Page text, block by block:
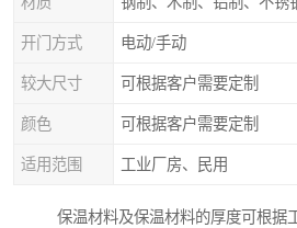
开门方式 电动/手动
较大尺寸 可根据客户需要定制
颜色 可根据客户需要定制
适用范围 工业厂房、民用
保温材料及保温材料的厚度可根据